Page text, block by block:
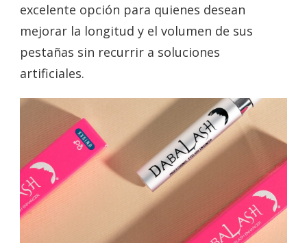
excelente opción para quienes desean
mejorar la longitud y el volumen de sus
pestañas sin recurrir a soluciones
artificiales.